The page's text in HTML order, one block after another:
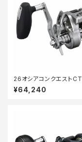
26オシアコンクエスト
XG
¥64,240